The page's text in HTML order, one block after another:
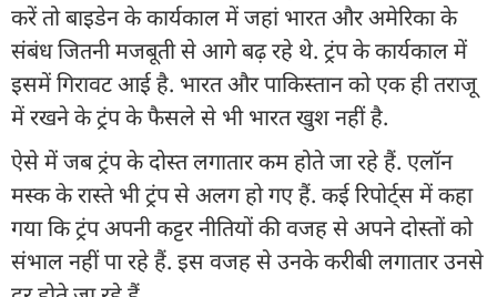
करें तो बाइडेन के कार्यकाल में जहां भारत और अमेरिका के
संबंध जितनी मजबूती से आगे बढ़ रहे थे. ट्रंप के कार्यकाल में
इसमें गिरावट आई है. भारत और पाकिस्तान को एक ही तराजू
में रखने के ट्रंप के फैसले से भी भारत खुश नहीं है.
ऐसे में जब ट्रंप के दोस्त लगातार कम होते जा रहे हैं. एलॉन
मस्क के रास्ते भी ट्रंप से अलग हो गए हैं. कई रिपोर्ट्स में कहा
गया कि ट्रंप अपनी कट्टर नीतियों की वजह से अपने दोस्तों को
संभाल नहीं पा रहे हैं. इस वजह से उनके करीबी लगातार उनसे